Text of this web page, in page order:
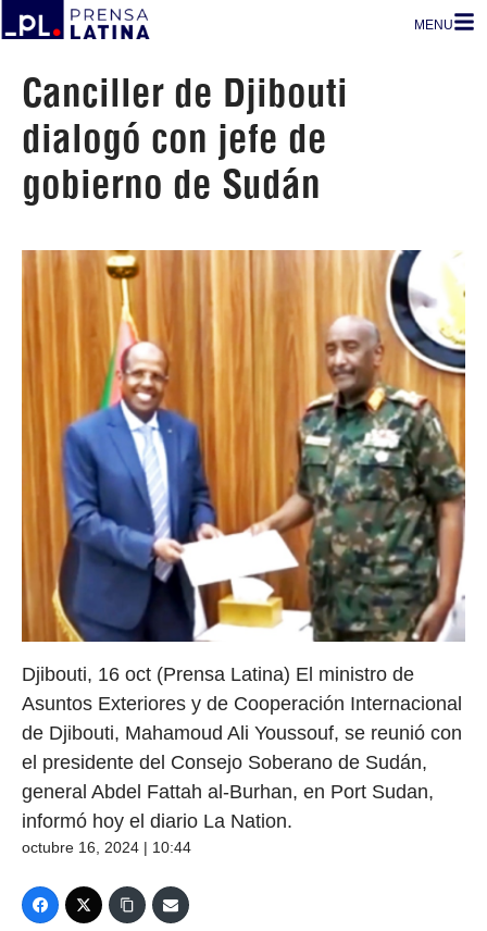
MENU
Canciller de Djibouti
dialogó con jefe de
gobierno de Sudán
Djibouti, 16 oct (Prensa Latina) El ministro de
Asuntos Exteriores y de Cooperación Internacional
de Djibouti, Mahamoud Ali Youssouf, se reunió con
el presidente del Consejo Soberano de Sudán,
general Abdel Fattah al-Burhan, en Port Sudan,
informó hoy el diario La Nation.
octubre 16, 2024 | 10:44